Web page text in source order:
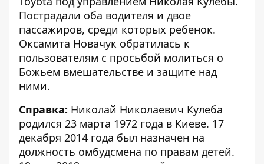
Пострадали оба водителя и двое
пассажиров, среди которых ребенок.
Оксамита Новачук обратилась к
пользователям с просьбой молиться о
Божьем вмешательстве и защите над
ними.
Справка: Николай Николаевич Кулеба
родился 23 марта 1972 года в Киеве. 17
декабря 2014 года был назначен на
должность омбудсмена по правам детей.